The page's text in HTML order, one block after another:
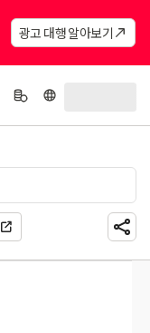
광고 대행 알아보기